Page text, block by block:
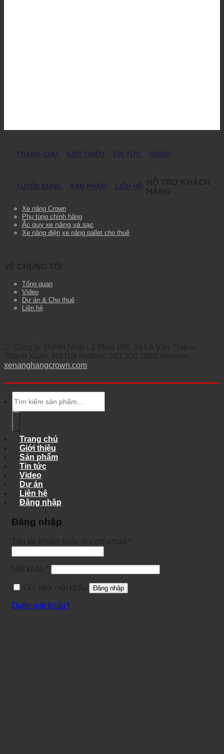
TRANG CHỦ GIỚI THIỆU TIN TỨC VIDEO
TUYỂN DỤNG SẢN PHẨM LIÊN HỆ
Xe nâng Crown
Phụ tùng chính hãng
Ắc quy xe nâng và sạc
Xe nâng điện xe nâng pallet cho thuê
Tổng quan
Video
Dự án & Cho thuê
Liên hệ
xenanghangcrown.com
kiếm:
Trang chủ
Giới thiệu
Sản phẩm
Tin tức
Video
Dự án
Liên hệ
Đăng nhập
Đăng nhập
Đăng nhập
Quên mật khẩu?